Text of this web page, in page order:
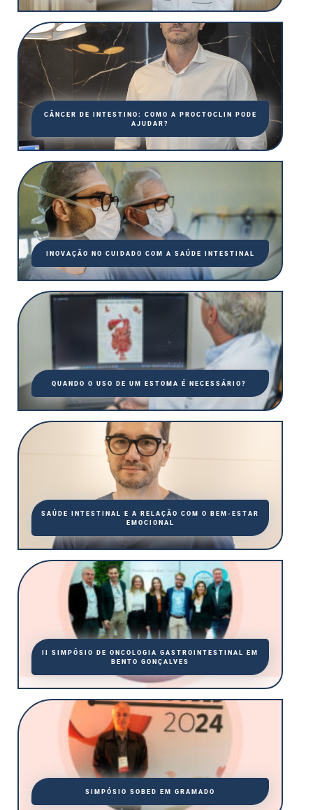
CÂNCER DE INTESTINO: COMO A PROCTOCLIN PODE
AJUDAR?
INOVAÇÃO NO CUIDADO COM A SAÚDE INTESTINAL
QUANDO O USO DE UM ESTOMA É NECESSÁRIO?
SAÚDE INTESTINAL E A RELAÇÃO COM O BEM-ESTAR
EMOCIONAL
II SIMPÓSIO DE ONCOLOGIA GASTROINTESTINAL EM
BENTO GONÇALVES
SIMPÓSIO SOBED EM GRAMADO